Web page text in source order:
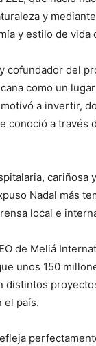
y
y estilo de vida
cofundador del
como un
a invertir,
conoció a través
cariñosa
Nadal más
local e
de Meliá
unos 150
distintos
el país.